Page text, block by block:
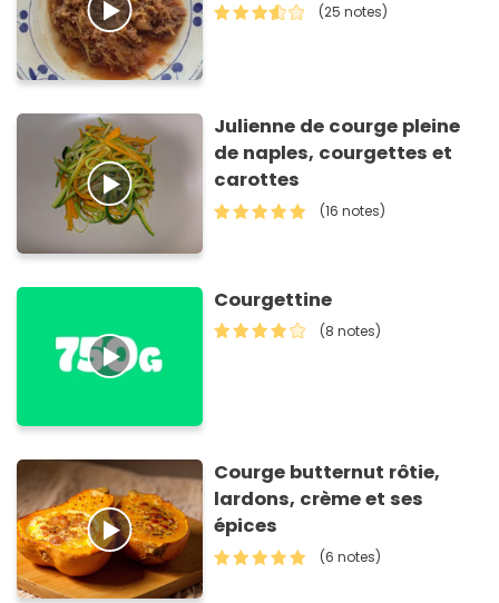
(25 notes)
Julienne de courge pleine
de naples, courgettes et
carottes
(16 notes)
Courgettine
(8 notes)
Courge butternut rôtie,
lardons, crème et ses
épices
(6 notes)